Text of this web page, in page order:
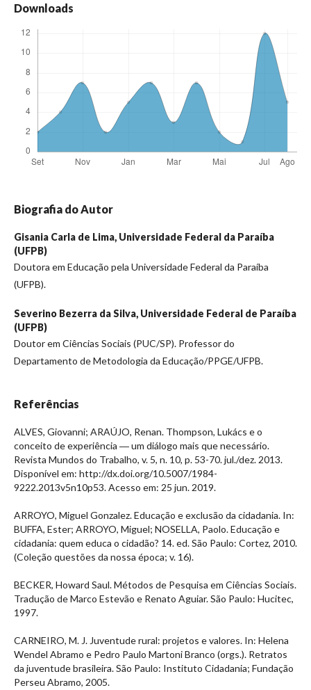
Downloads
Biografia do Autor
Gisania Carla de Lima, Universidade Federal da Paraíba
(UFPB)
Doutora em Educação pela Universidade Federal da Paraíba
(UFPB).
Severino Bezerra da Silva, Universidade Federal de Paraíba
(UFPB)
Doutor em Ciências Sociais (PUC/SP). Professor do
Departamento de Metodologia da Educação/PPGE/UFPB.
Referências
ALVES, Giovanni; ARAÚJO, Renan. Thompson, Lukács e o
conceito de experiência ― um diálogo mais que necessário.
Revista Mundos do Trabalho, v. 5, n. 10, p. 53-70. jul./dez. 2013.
Disponível em: http://dx.doi.org/10.5007/1984-
9222.2013v5n10p53. Acesso em: 25 jun. 2019.
ARROYO, Miguel Gonzalez. Educação e exclusão da cidadania. In:
BUFFA, Ester; ARROYO, Miguel; NOSELLA, Paolo. Educação e
cidadania: quem educa o cidadão? 14. ed. São Paulo: Cortez, 2010.
(Coleção questões da nossa época; v. 16).
BECKER, Howard Saul. Métodos de Pesquisa em Ciências Sociais.
Tradução de Marco Estevão e Renato Aguiar. São Paulo: Hucitec,
1997.
CARNEIRO, M. J. Juventude rural: projetos e valores. In: Helena
Wendel Abramo e Pedro Paulo Martoni Branco (orgs.). Retratos
da juventude brasileira. São Paulo: Instituto Cidadania; Fundação
Perseu Abramo, 2005.